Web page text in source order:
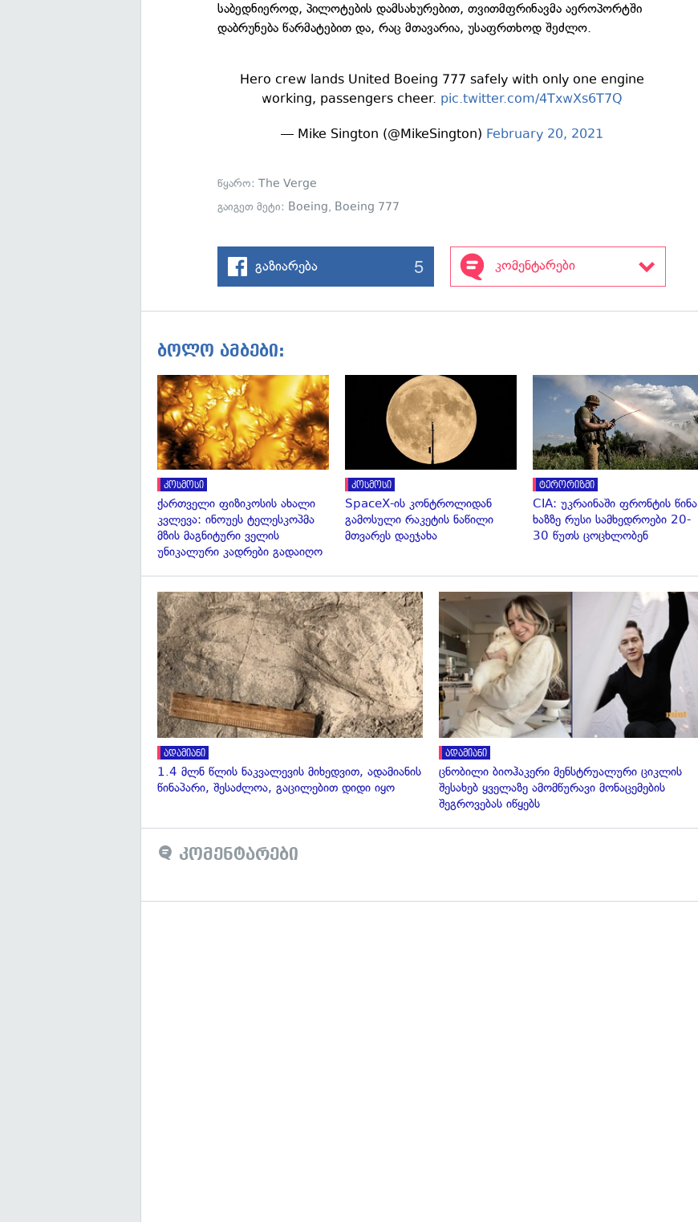
საბედნიეროდ, პილოტების დამსახურებით, თვითმფრინავმა აეროპორტში
დაბრუნება წარმატებით და, რაც მთავარია, უსაფრთხოდ შეძლო.
Hero crew lands United Boeing 777 safely with only one engine
working, passengers cheer. pic.twitter.com/4TxwXs6T7Q
— Mike Sington (@MikeSington) February 20, 2021
წყარო:The Verge
გაიგეთ მეტი: Boeing, Boeing 777
გაზიარება 5 კომენტარები
ბოლო ამბები:
გადახედვა
კოსმოსი
ქართველი ფიზიკოსის ახალი
კვლევა: ინოუეს ტელესკოპმა
მზის მაგნიტური ველის
უნიკალური კადრები გადაიღო
კოსმოსი
SpaceX-ის კონტროლიდან
გამოსული რაკეტის ნაწილი
მთვარეს დაეჯახა
ტერორიზმი
CIA: უკრაინაში ფრონტის წინა
ხაზზე რუსი სამხედროები 20-
30 წუთს ცოცხლობენ
ადამიანი
1.4 მლნ წლის ნაკვალევის მიხედვით, ადამიანის
წინაპარი, შესაძლოა, გაცილებით დიდი იყო
ადამიანი
ცნობილი ბიოჰაკერი მენსტრუალური ციკლის
შესახებ ყველაზე ამომწურავი მონაცემების
შეგროვებას იწყებს
კომენტარები